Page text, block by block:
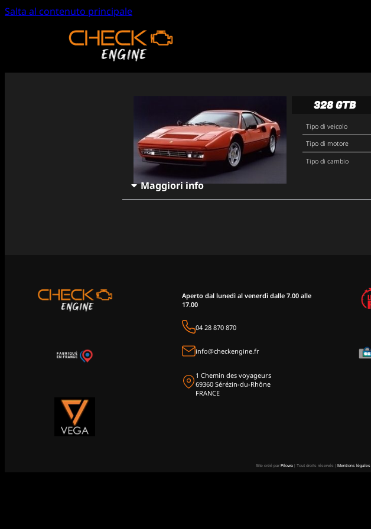
Salta al contenuto principale
328 GTB
Tipo di veicolo
Tipo di motore
Tipo di cambio
Maggiori info
Aperto dal lunedì al venerdì dalle 7.00 alle
17.00
04 28 870 870
info@checkengine.fr
1 Chemin des voyageurs
69360 Sérézin-du-Rhône
FRANCE
Site créé par Pilowa | Tout droits réservés | Mentions légales